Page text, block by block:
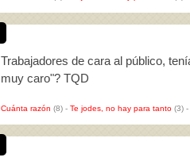
Trabajadores de cara al público,
muy caro"? TQD
Cuánta razón (8) - Te jodes, no hay para tanto (3) -